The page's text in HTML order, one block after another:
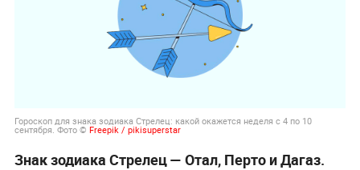
Гороскоп для знака зодиака Стрелец: какой окажется неделя с 4 по 10
сентября. Фото © Freepik / pikisuperstar
Знак зодиака Стрелец — Отал, Перто и Дагаз.